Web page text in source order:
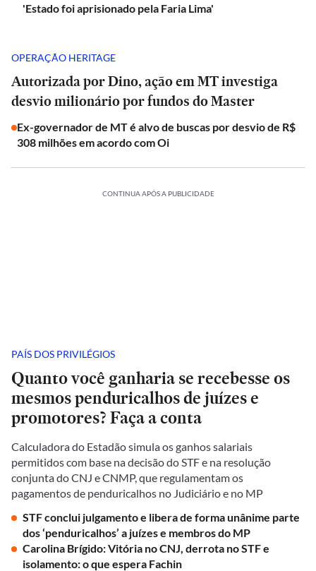
'Estado foi aprisionado pela Faria Lima'
OPERAÇÃO HERITAGE
Autorizada por Dino, ação em MT investiga
desvio milionário por fundos do Master
Ex-governador de MT é alvo de buscas por desvio de R$
308 milhões em acordo com Oi
CONTINUA APÓS A PUBLICIDADE
PAÍS DOS PRIVILÉGIOS
Quanto você ganharia se recebesse os
mesmos penduricalhos de juízes e
promotores? Faça a conta
Calculadora do Estadão simula os ganhos salariais
permitidos com base na decisão do STF e na resolução
conjunta do CNJ e CNMP, que regulamentam os
pagamentos de penduricalhos no Judiciário e no MP
STF conclui julgamento e libera de forma unânime parte
dos ‘penduricalhos’ a juízes e membros do MP
Carolina Brígido: Vitória no CNJ, derrota no STF e
isolamento: o que espera Fachin